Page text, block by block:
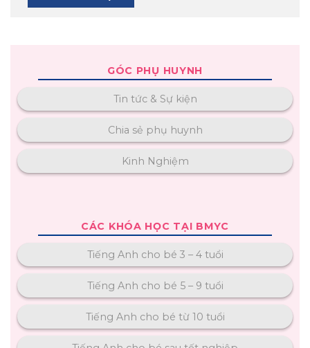
GÓC PHỤ HUYNH
Tin tức & Sự kiện
Chia sẻ phụ huynh
Kinh Nghiệm
CÁC KHÓA HỌC TẠI BMYC
Tiếng Anh cho bé 3 – 4 tuổi
Tiếng Anh cho bé 5 – 9 tuổi
Tiếng Anh cho bé từ 10 tuổi